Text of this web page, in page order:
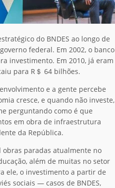
do BNDES ao longo de
federal. Em 2002, o banco
investimento. Em 2010, já eram
para R＄ 64 bilhões.
e a gente percebe
cresce, e quando não investe,
perguntando como é que
em obra de infraestrutura
da República.
paradas atualmente no
além de muitas no setor
ele, o investimento a partir de
sociais — casos de BNDES,